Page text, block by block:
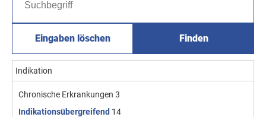
Eingaben löschen Finden
Indikation
Chronische Erkrankungen 3
Indikationsübergreifend 14